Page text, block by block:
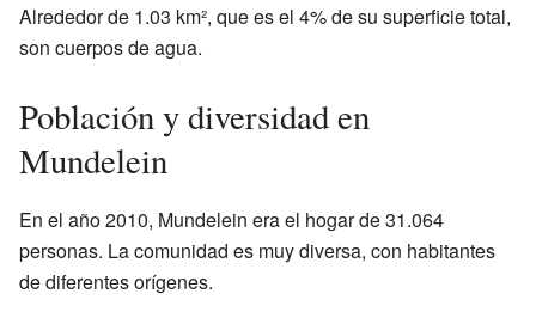
Alrededor de 1.03 km², que es el 4% de su superficie total,
son cuerpos de agua.
Población y diversidad en
Mundelein
En el año 2010, Mundelein era el hogar de 31.064
personas. La comunidad es muy diversa, con habitantes
de diferentes orígenes.